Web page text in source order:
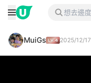
MuiGs 2025/12/17